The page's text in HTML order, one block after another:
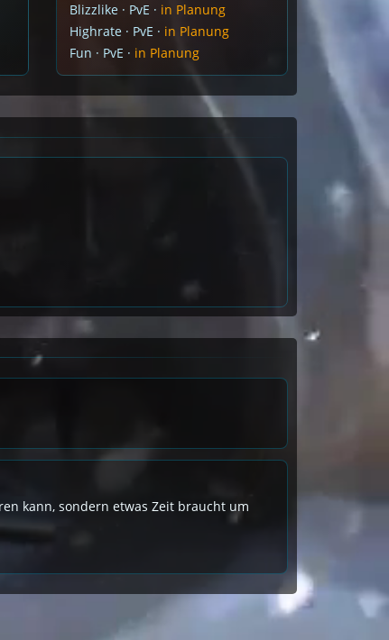
Blizzlike · PvE · in Planung
Highrate · PvE · in Planung
Fun · PvE · in Planung
kann, sondern etwas Zeit braucht um